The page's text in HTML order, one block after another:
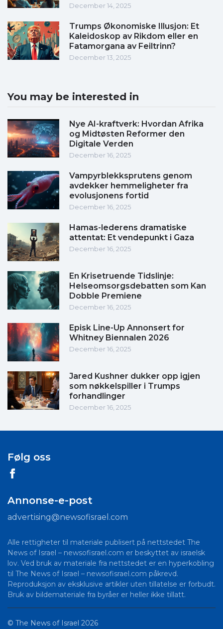
December 14, 2025
Trumps Økonomiske Illusjon: Et
Kaleidoskop av Rikdom eller en
Fatamorgana av Feiltrinn?
December 13, 2025
You may be interested in
Nye AI-kraftverk: Hvordan Afrika
og Midtøsten Reformer den
Digitale Verden
December 16, 2025
Vampyrblekksprutens genom
avdekker hemmeligheter fra
evolusjonens fortid
December 16, 2025
Hamas-lederens dramatiske
attentat: Et vendepunkt i Gaza
December 16, 2025
En Krisetruende Tidslinje:
Helseomsorgsdebatten som Kan
Dobble Premiene
December 16, 2025
Episk Line-Up Annonsert for
Whitney Biennalen 2026
December 16, 2025
Jared Kushner dukker opp igjen
som nøkkelspiller i Trumps
forhandlinger
December 16, 2025
Følg oss
Annonse-e-post
advertising@newsofisrael.com
Alle rettigheter til materiale publisert på nettstedet The
News of Israel – newsofisrael.com er beskyttet av israelsk
lov. Ved bruk av materiale fra nettstedet er en hyperkobling
til The News of Israel – newsofisrael.com påkrevd.
Reproduksjon av eksklusive artikler uten tillatelse er forbudt.
Bruk av bildemateriale fra byråer er heller ikke tillatt.
© The News of Israel 2026